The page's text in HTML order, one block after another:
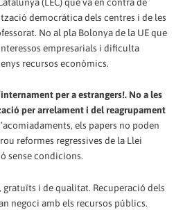
democràtica dels centres i de les
No al pla Bolonya de la UE que
empresarials i dificulta
recursos econòmics.
per a estrangers!. No a les
per arrelament i del reagrupament
els papers no poden
reformes regressives de la Llei
sense condicions.
gratuïts i de qualitat. Recuperació dels
negoci amb els recursos públics.